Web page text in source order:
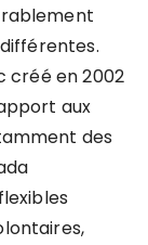
créé en 2002
aux
des